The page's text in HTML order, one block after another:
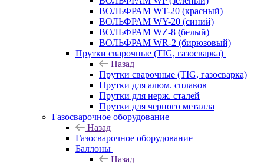
ВОЛЬФРАМ WT-20 (красный)
ВОЛЬФРАМ WY-20 (синий)
ВОЛЬФРАМ WZ-8 (белый)
ВОЛЬФРАМ WR-2 (бирюзовый)
Прутки сварочные (TIG, газосварка)
Назад
Прутки сварочные (TIG, газосварка)
Прутки для алюм. сплавов
Прутки для нерж. сталей
Прутки для черного металла
Газосварочное оборудование
Назад
Газосварочное оборудование
Баллоны
Назад